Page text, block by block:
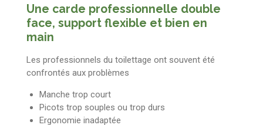
Une carde professionnelle double
face, support flexible et bien en
main
Les professionnels du toilettage ont souvent été
confrontés aux problèmes
Manche trop court
Picots trop souples ou trop durs
Ergonomie inadaptée